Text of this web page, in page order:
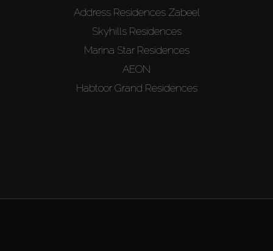
Address Residences Zabeel
Skyhills Residences
Marina Star Residences
AEON
Habtoor Grand Residences